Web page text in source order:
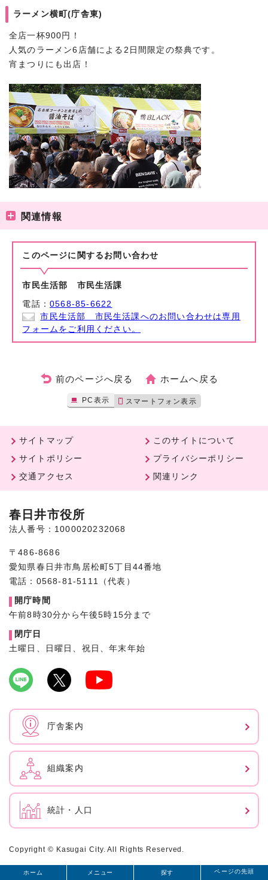
ラーメン横町(庁舎東)
全店一杯900円！
人気のラーメン6店舗による2日間限定の祭典です。
宵まつりにも出店！
関連情報
このページに関する お問い合わせ
市民生活部 市民生活課
電話：0568-85-6622
市民生活部 市民生活課へのお問い合わせは専用
フォームをご利用ください。
前のページへ戻る ホームへ戻る
PC表示 スマートフォン表示
メニュー
ホーム 探す ページの先頭
サイトマップ
このサイトについて
サイトポリシー
プライバシーポリシー
交通アクセス
関連リンク
春日井市役所
法人番号：1000020232068
〒486-8686
愛知県春日井市鳥居松町5丁目44番地
電話：0568-81-5111（代表）
開庁時間
午前8時30分から午後5時15分まで
閉庁日
土曜日、日曜日、祝日、年末年始
庁舎案内
組織案内
統計・人口
Copyright © Kasugai City. All Rights Reserved.